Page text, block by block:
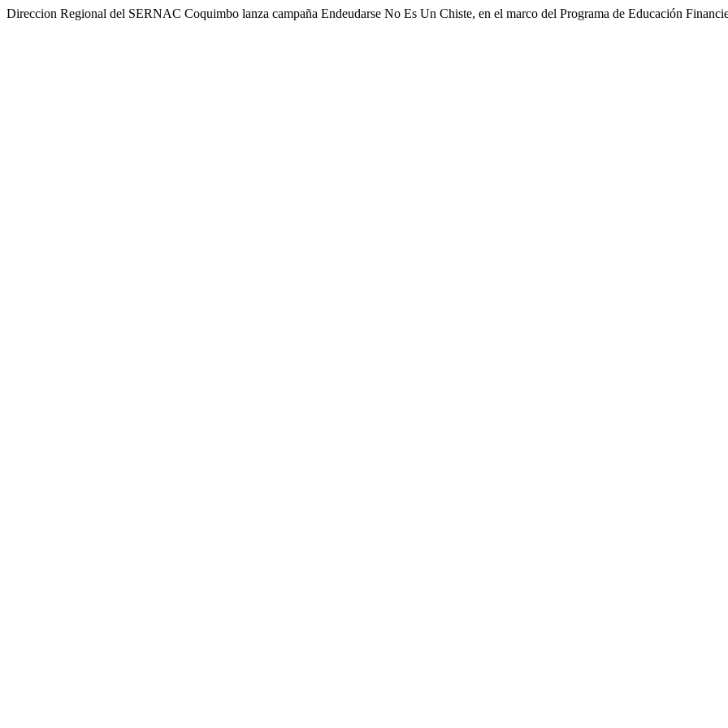
Direccion Regional del SERNAC Coquimbo lanza campaña Endeudarse No Es Un Chiste, en el marco del Programa de Educación